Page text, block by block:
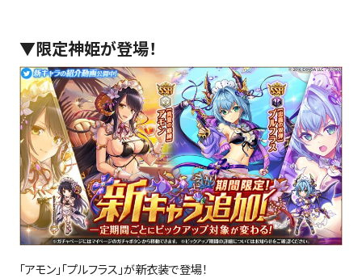
▼限定神姫が登場！
「アモン」「プルフラス」が新衣装で登場！